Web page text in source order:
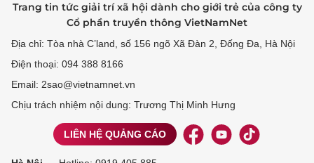
Trang tin tức giải trí xã hội dành cho giới trẻ của công ty
Cổ phần truyền thông VietNamNet
Địa chỉ: Tòa nhà C’land, số 156 ngõ Xã Đàn 2, Đống Đa, Hà Nội
Điện thoại: 094 388 8166
Email: 2sao@vietnamnet.vn
Chịu trách nhiệm nội dung: Trương Thị Minh Hưng
LIÊN HỆ QUẢNG CÁO